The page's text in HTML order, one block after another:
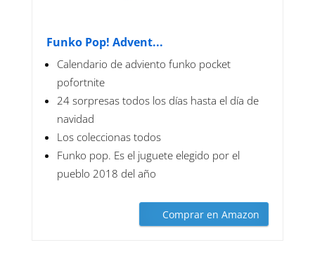
Funko Pop! Advent...
Calendario de adviento funko pocket
pofortnite
24 sorpresas todos los días hasta el día de
navidad
Los coleccionas todos
Funko pop. Es el juguete elegido por el
pueblo 2018 del año
Comprar en Amazon